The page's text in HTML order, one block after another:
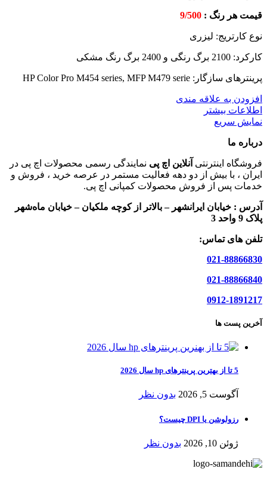
قیمت هر رنگ : 9/500
نوع کارتریج: لیزری
کارکرد: 2100 برگ رنگی و 2400 برگ رنگ مشکی
پرینترهای سازگار: HP Color Pro M454 series, MFP M479 serie
افزودن به علاقه مندی
اطلاعات بیشتر
نمایش سریع
درباره ما
فروشگاه اینترنتی آنلاین اچ پی نمایندگی رسمی محصولات اچ پی در
ایران ، با بیش از دو دهه فعالیت مستمر در عرصه خرید ، فروش و
خدمات پس از فروش محصولات کمپانی اچ پی.
آدرس : خیابان ایرانشهر – بالاتر از کوچه ملکیان – خیابان ماه‌شهر
پلاک 9 واحد 3
تلفن های تماس:
021-88866830
021-88866840
0912-1891217
آخرین پست ها
5 تا از بهترین پرینترهای hp سال 2026
آگوست 5, 2026 بدون نظر
رزولوشن یا DPI چیست؟
ژوئن 10, 2026 بدون نظر